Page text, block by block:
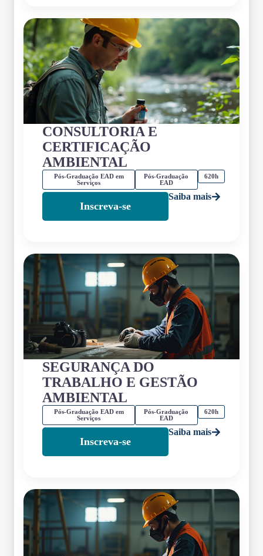
CONSULTORIA E
CERTIFICAÇÃO
AMBIENTAL
Pós-Graduação EAD em
Serviços
Pós-Graduação
EAD
620h
Inscreva-se
Saiba mais
SEGURANÇA DO
TRABALHO E GESTÃO
AMBIENTAL
Pós-Graduação EAD em
Serviços
Pós-Graduação
EAD
620h
Inscreva-se
Saiba mais